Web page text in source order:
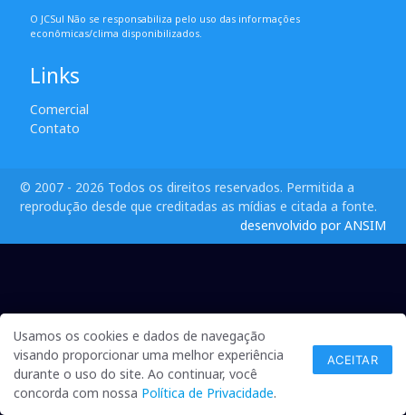
O JCSul Não se responsabiliza pelo uso das informações
econômicas/clima disponibilizados.
Links
Comercial
Contato
© 2007 - 2026 Todos os direitos reservados. Permitida a
reprodução desde que creditadas as mídias e citada a fonte.
desenvolvido por ANSIM
Usamos os cookies e dados de navegação
visando proporcionar uma melhor experiência
durante o uso do site. Ao continuar, você
concorda com nossa Política de Privacidade.
ACEITAR